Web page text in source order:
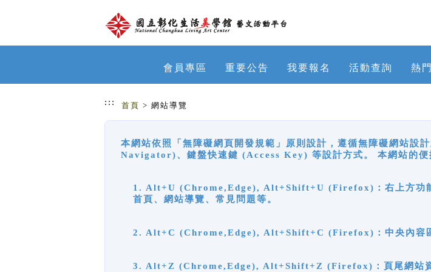
會員專區 重要公告 我要報名 活動查詢 熱
::: 首頁 > 網站導覽
本網站依照「無障礙網頁開發規範」原則設計，遵循無障礙網站
Navigator)、鍵盤快速鍵 (Access Key) 等設計方式。 本網站的便
1. Alt+U (Chrome,Edge), Alt+Shift+U (Firefox)：右上方功能
首頁、網站導覽、常見問題等。
2. Alt+C (Chrome,Edge), Alt+Shift+C (Firefox)：中央內容區
3. Alt+Z (Chrome,Edge), Alt+Shift+Z (Firefox)：頁尾網站資